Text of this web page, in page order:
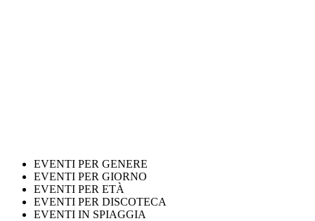
EVENTI PER GENERE
EVENTI PER GIORNO
EVENTI PER ETÀ
EVENTI PER DISCOTECA
EVENTI IN SPIAGGIA